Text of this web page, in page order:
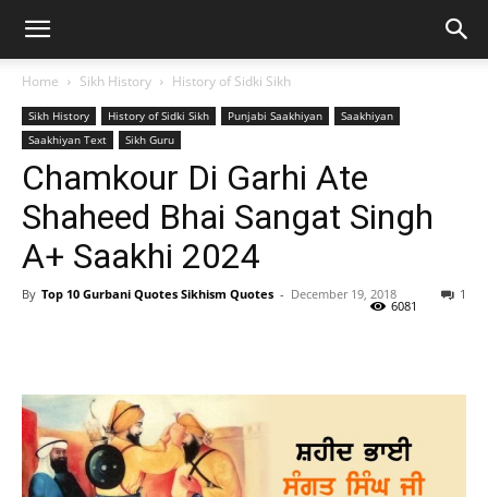
Home Sikh History History of Sidki Sikh
Sikh History History of Sidki Sikh Punjabi Saakhiyan
Saakhiyan
Saakhiyan Text
Sikh Guru
Chamkour Di Garhi Ate
Shaheed Bhai Sangat Singh
A+ Saakhi 2024
By Top 10 Gurbani Quotes Sikhism Quotes - December 19, 2018 1
6081